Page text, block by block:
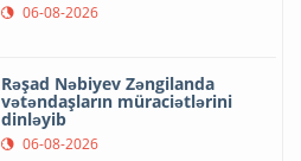
06-08-2026
Rəşad Nəbiyev Zəngilanda
vətəndaşların müraciətlərini
dinləyib
06-08-2026